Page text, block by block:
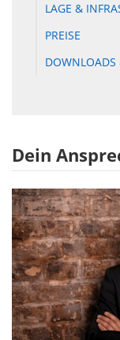
LAGE &
PREISE
DOWNLOADS
Dein